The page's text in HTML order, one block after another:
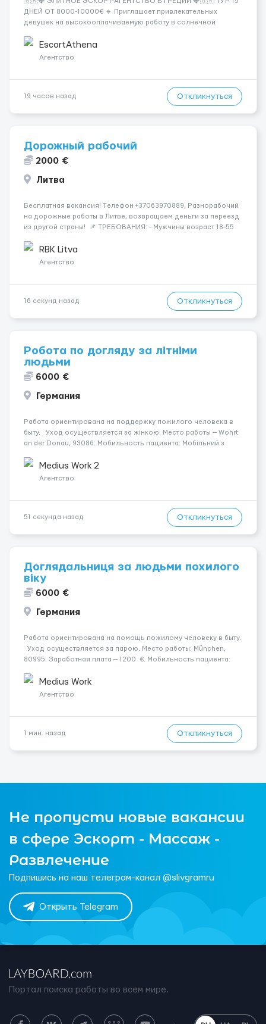
ДНЕЙ ОТ 8000-10000€ 🔹 Приглашает привлекательных
девушек на высокооплачиваемую работу в солнечной
хорошие деньги 💶 — это предложение для тебя! 🔹
Требования: ✔️ Возраст от ...
EscortAthena
Агентство
19 часов назад Откликнуться
Дорожный рабочий
2000 €
Литва
Бесплатная вакансия! Tелефон +37063970889, Разнорабочий
на дорожные работы в Литве, возвращаем деньги за переезд
из другой страны! 📌 ТРЕБОВАНИЯ: - Мужчины возраст 18-55
💳 ОПЛАТА ТРУДА: - ставка 9 евро/час днем...
RBK Litva
Агентство
16 секунд назад Откликнуться
Робота по догляду за літніми
людьми
6000 €
Германия
Работа ориентирована на поддержку пожилого человека в
быту. Уход осуществляется за жінкою. Место работы — Wohrt
an der Donau, 93086. Мобильность пациента: Мобільний з
прокидаючись. Условия и требования: Пол к...
Medius Work 2
Агентство
51 секунда назад Откликнуться
Доглядальниця за людьми похилого
віку
6000 €
Германия
Работа ориентирована на помощь пожилому человеку в быту.
Уход осуществляется за парою. Место работы: München,
80995. Заработная плата — 1200 €. Мобильность пациента:
Психологическое состояние: У жінки початкова просунут...
Medius Work
Агентство
1 мин. назад Откликнуться
Не пропусти новые вакансии
в сфере Эскорт - Массаж -
Развлечение
Подпишись на наш телеграм-канал @slivgramru
Открыть Telegram
Портал поиска работы во всем мире.